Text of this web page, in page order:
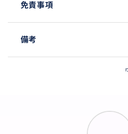
免責事項
備考